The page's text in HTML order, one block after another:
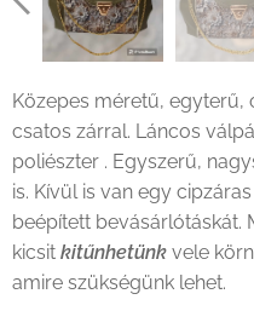
Közepes méretű, egyterű,
csatos zárral. Láncos
poliészter . Egyszerű,
is. Kívül is van egy
beépített bevásárlótáskát.
kicsit kitűnhetünk vele
amire szükségünk lehet.